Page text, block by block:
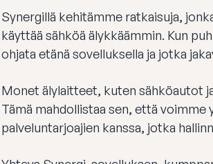
Synergillä kehitämme ratkaisuja,
käyttää sähköä älykkäämmin. Kun
ohjata etänä sovelluksella ja jotka
Monet älylaitteet, kuten sähköautot
Tämä mahdollistaa sen, että
palveluntarjoajien kanssa, jotka